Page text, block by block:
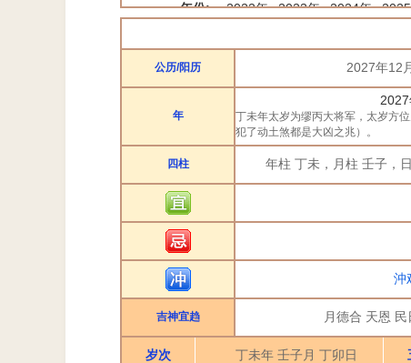
年份: 2022年 2023年 2024年
公历/阳历 2027年12
年
丁未年太岁为缪丙大将军，太岁方
犯了动土煞都是大凶之兆）。
四柱 年柱 丁未，月柱 壬子，
沖
吉神宜趋 月德合 天恩
岁次 丁未年 壬子月 丁卯日